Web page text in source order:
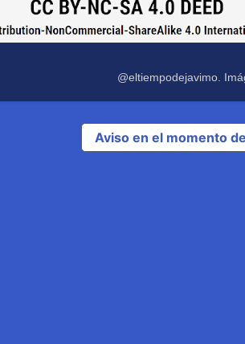
@eltiempodejavimo.
Aviso en el momento